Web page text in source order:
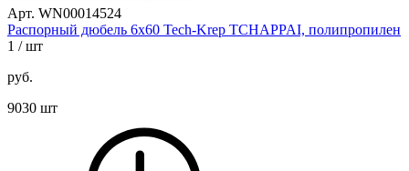
Арт. WN00014524
Распорный дюбель 6х60 Tech-Krep TCHAPPAI, полипропилен
1 / шт
руб.
9030 шт